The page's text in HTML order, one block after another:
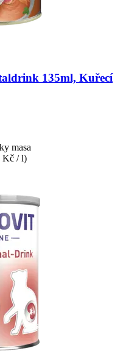
135ml, Kuřecí
masa
Kč / l)